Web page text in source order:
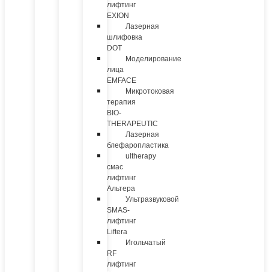
лифтинг
EXION
Лазерная
шлифовка
DOT
Моделирование
лица
EMFACE
Микротоковая
терапия
BIO-
THERAPEUTIC
Лазерная
блефаропластика
ultherapy
смас
лифтинг
Альтера
Ультразвуковой
SMAS-
лифтинг
Liftera
Игольчатый
RF
лифтинг